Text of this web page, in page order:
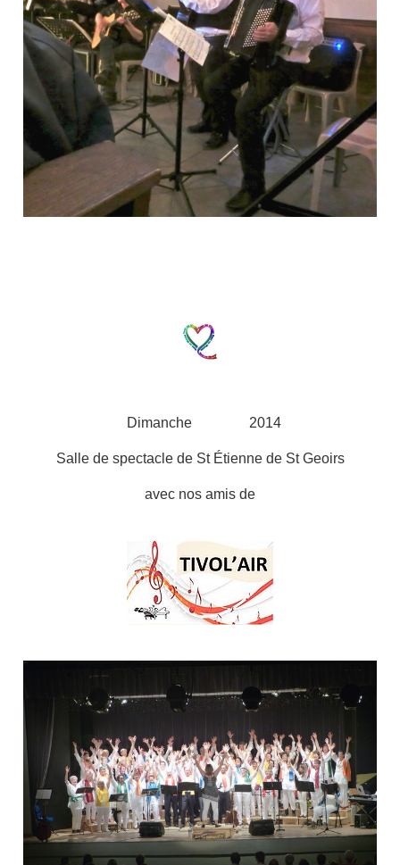
Dimanche 2014
Salle de spectacle de St Étienne de St Geoirs
avec nos amis de